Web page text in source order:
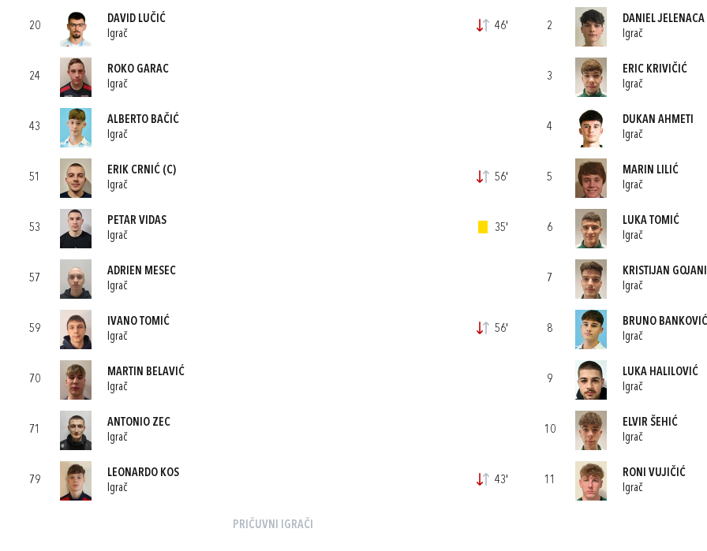
20
DAVID LUČIĆ
Igrač
46'
24
ROKO GARAC
Igrač
43
ALBERTO BAČIĆ
Igrač
51
ERIK CRNIĆ (C)
Igrač
56'
53
PETAR VIDAS
Igrač
35'
57
ADRIEN MESEC
Igrač
59
IVANO TOMIĆ
Igrač
56'
70
MARTIN BELAVIĆ
Igrač
71
ANTONIO ZEC
Igrač
79
LEONARDO KOS
Igrač
43'
PRIČUVNI IGRAČI
2
DANIEL JELENACA
Igrač
3
ERIC KRIVIČIĆ
Igrač
4
DUKAN AHMETI
Igrač
5
MARIN LILIĆ
Igrač
6
LUKA TOMIĆ
Igrač
7
KRISTIJAN GOJANI
Igrač
8
BRUNO BANKOVIĆ
Igrač
9
LUKA HALILOVIĆ
Igrač
10
ELVIR ŠEHIĆ
Igrač
11
RONI VUJIČIĆ
Igrač